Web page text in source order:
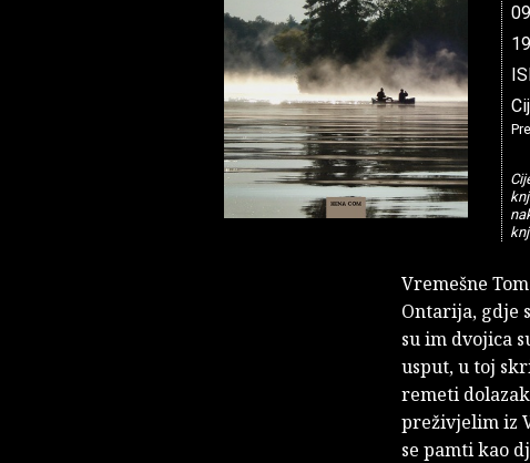
Vremešne
Ontarija, gdje
su im dvojica
usput, u toj
remeti
preživjelim iz
se pamti kao